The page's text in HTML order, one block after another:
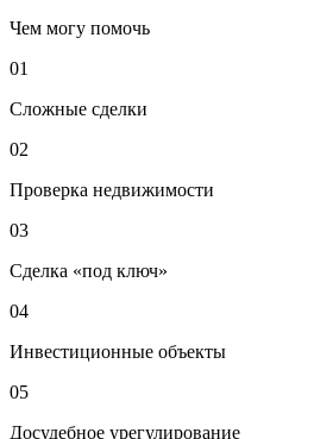
Чем могу помочь
01
Сложные сделки
02
Проверка недвижимости
03
Сделка «под ключ»
04
Инвестиционные объекты
05
Досудебное урегулирование